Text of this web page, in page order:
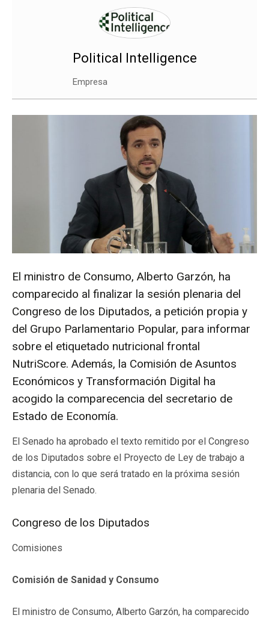
Political Intelligence
Empresa
El ministro de Consumo, Alberto Garzón, ha
comparecido al finalizar la sesión plenaria del
Congreso de los Diputados, a petición propia y
del Grupo Parlamentario Popular, para informar
sobre el etiquetado nutricional frontal
NutriScore. Además, la Comisión de Asuntos
Económicos y Transformación Digital ha
acogido la comparecencia del secretario de
Estado de Economía.
El Senado ha aprobado el texto remitido por el Congreso
de los Diputados sobre el Proyecto de Ley de trabajo a
distancia, con lo que será tratado en la próxima sesión
plenaria del Senado.
Congreso de los Diputados
Comisiones
Comisión de Sanidad y Consumo
El ministro de Consumo, Alberto Garzón, ha comparecido